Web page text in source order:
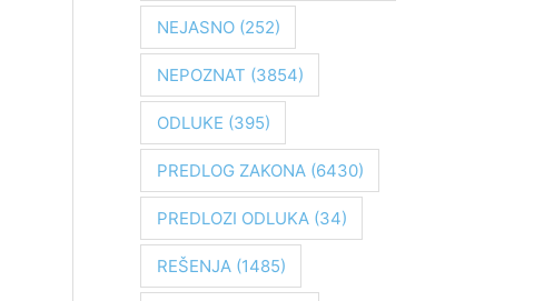
a
:
NEJASNO(252)
NEPOZNAT (3854)
ODLUKE (395)
PREDLOG ZAKONA(6430)
PREDLOZI ODLUKA(34)
REŠENJA(1485)